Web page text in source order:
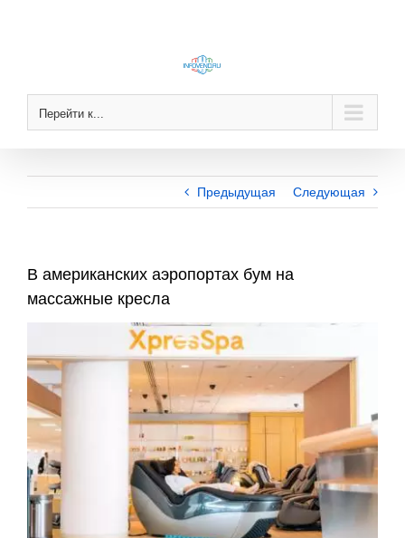
Перейти к...
Предыдущая Следующая
В американских аэропортах бум на
массажные кресла
Larger
Image